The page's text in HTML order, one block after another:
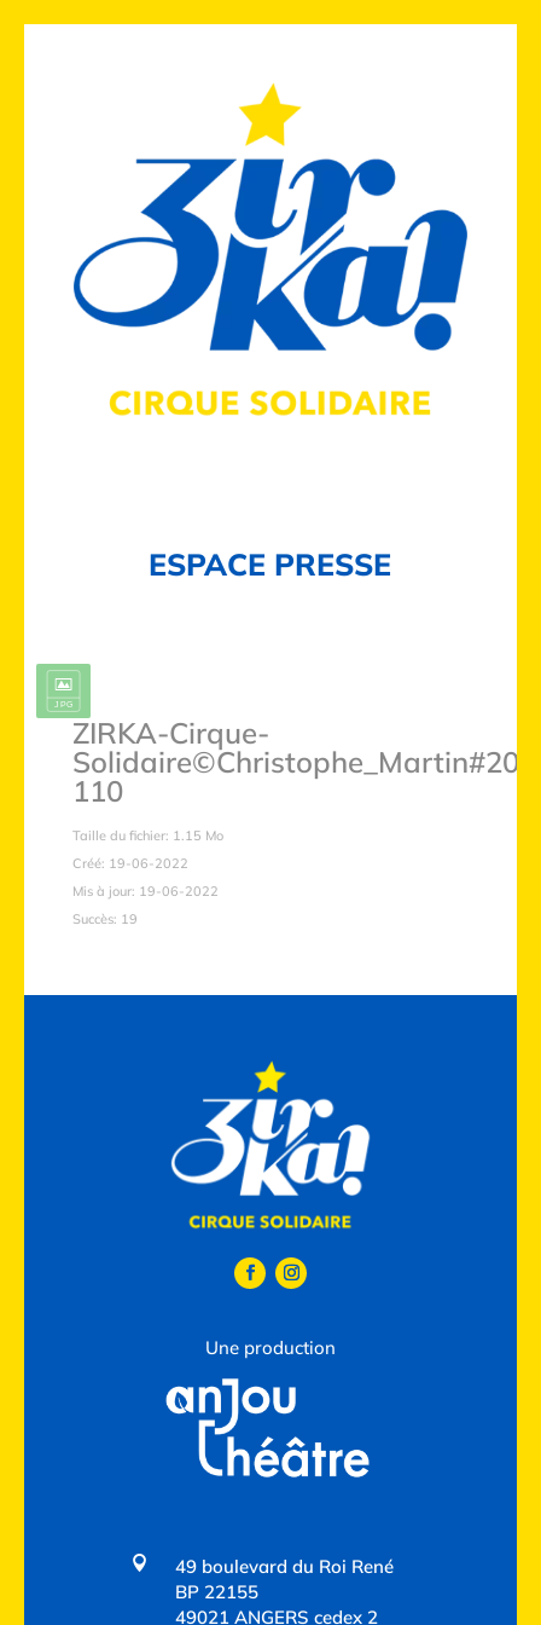
ESPACE PRESSE
ZIRKA-Cirque-
110
Taille du fichier: 1.15 Mo
Créé: 19-06-2022
Mis à jour: 19-06-2022
Succès: 19
Une production

49 boulevard du Roi René
BP 22155
49021 ANGERS cedex 2